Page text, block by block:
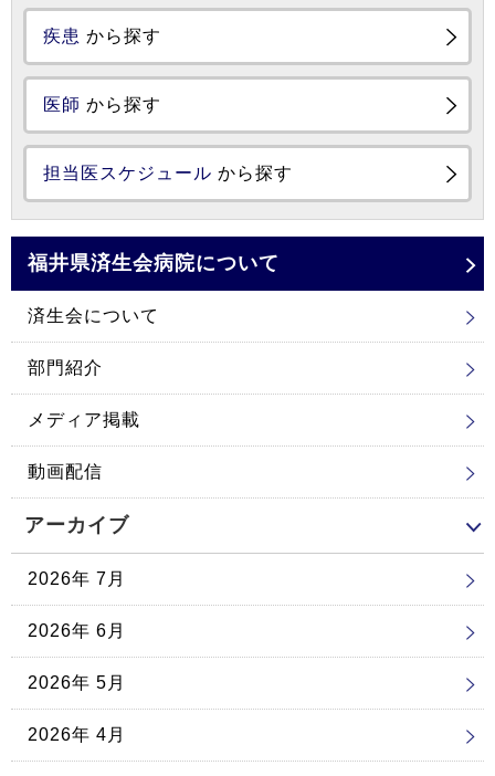
疾患 から探す
医師 から探す
担当医スケジュール から探す
福井県済生会病院について
済生会について
部門紹介
メディア掲載
動画配信
アーカイブ
2026年 7月
2026年 6月
2026年 5月
2026年 4月